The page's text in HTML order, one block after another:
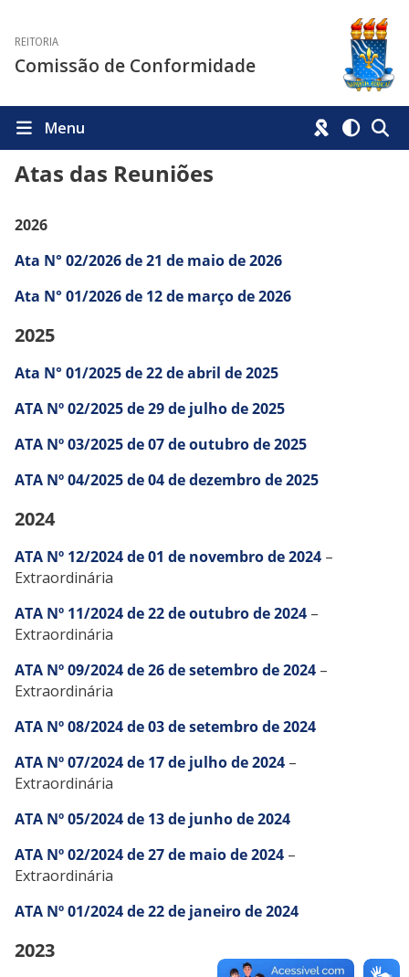
REITORIA
Comissão de Conformidade
Menu
Atas das Reuniões
2026
Ata N° 02/2026 de 21 de maio de 2026
Ata N° 01/2026 de 12 de março de 2026
2025
Ata N° 01/2025 de 22 de abril de 2025
ATA Nº 02/2025 de 29 de julho de 2025
ATA Nº 03/2025 de 07 de outubro de 2025
ATA Nº 04/2025 de 04 de dezembro de 2025
2024
ATA Nº 12/2024 de 01 de novembro de 2024 –
Extraordinária
ATA Nº 11/2024 de 22 de outubro de 2024 –
Extraordinária
ATA Nº 09/2024 de 26 de setembro de 2024 –
Extraordinária
ATA Nº 08/2024 de 03 de setembro de 2024
ATA Nº 07/2024 de 17 de julho de 2024 –
Extraordinária
ATA Nº 05/2024 de 13 de junho de 2024
ATA Nº 02/2024 de 27 de maio de 2024 –
Extraordinária
ATA Nº 01/2024 de 22 de janeiro de 2024
2023